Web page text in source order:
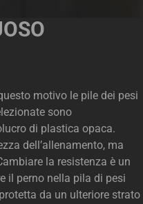
motivo le pile dei pesi
sono
di plastica opaca.
dell’allenamento, ma
la resistenza è un
il perno nella pila di pesi
da un ulteriore strato